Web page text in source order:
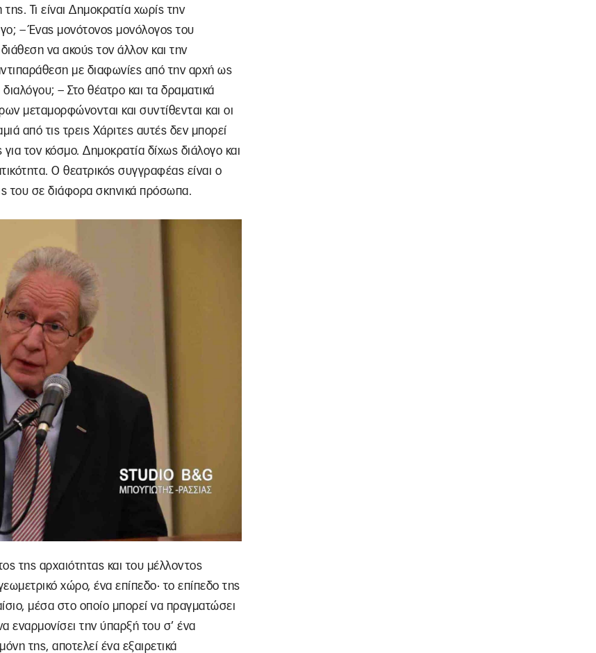
Τι είναι Δημοκρατία χωρίς την
– Ένας μονότονος μονόλογος του
να ακούς τον άλλον και την
με διαφωνίες από την αρχή ως
– Στο θέατρο και τα δραματικά
μεταμορφώνονται και συντίθενται και οι
από τις τρεις Χάριτες αυτές δεν μπορεί
τον κόσμο. Δημοκρατία δίχως διάλογο και
Ο θεατρικός συγγραφέας είναι ο
του σε διάφορα σκηνικά πρόσωπα.
της αρχαιότητας και του μέλλοντος
χώρο, ένα επίπεδο· το επίπεδο της
μέσα στο οποίο μπορεί να πραγματώσει
εναρμονίσει την ύπαρξή του σ’ ένα
της, αποτελεί ένα εξαιρετικά